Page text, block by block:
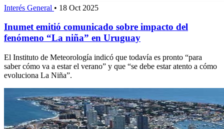
Interés General • 18 Oct 2025
Inumet emitió comunicado sobre impacto del
fenómeno “La niña” en Uruguay
El Instituto de Meteorología indicó que todavía es pronto “para
saber cómo va a estar el verano” y que “se debe estar atento a cómo
evoluciona La Niña”.